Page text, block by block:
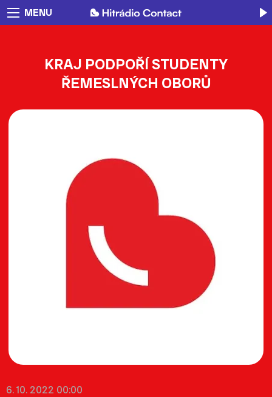
MENU
KRAJ PODPOŘÍ STUDENTY
ŘEMESLNÝCH OBORŮ
6. 10. 2022 00:00